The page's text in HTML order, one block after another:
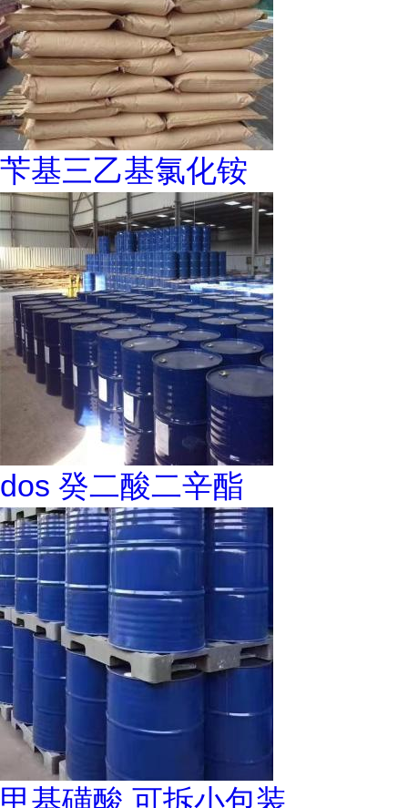
苄基三乙基氯化铵
dos 癸二酸二辛酯
甲基磺酸 可拆小包装